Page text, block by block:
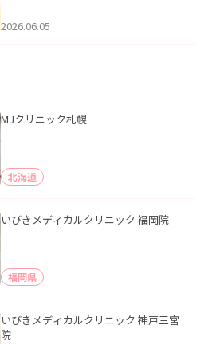
2026.06.05
MJクリニック札幌
北海道
いびきメディカルクリニック 福岡院
福岡県
いびきメディカルクリニック 神戸三宮
院